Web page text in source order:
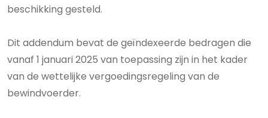
beschikking gesteld.
Dit addendum bevat de geïndexeerde bedragen die
vanaf 1 januari 2025 van toepassing zijn in het kader
van de wettelijke vergoedingsregeling van de
bewindvoerder.